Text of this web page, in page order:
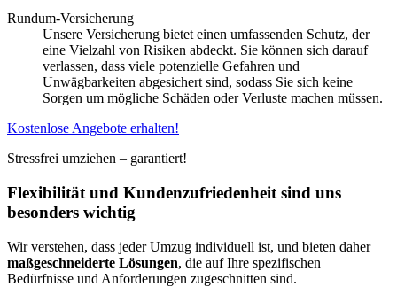
Rundum-Versicherung
Unsere Versicherung bietet einen umfassenden Schutz, der
eine Vielzahl von Risiken abdeckt. Sie können sich darauf
verlassen, dass viele potenzielle Gefahren und
Unwägbarkeiten abgesichert sind, sodass Sie sich keine
Sorgen um mögliche Schäden oder Verluste machen müssen.
Kostenlose Angebote erhalten!
Stressfrei umziehen – garantiert!
Flexibilität und Kundenzufriedenheit sind uns
besonders wichtig
Wir verstehen, dass jeder Umzug individuell ist, und bieten daher
maßgeschneiderte Lösungen, die auf Ihre spezifischen
Bedürfnisse und Anforderungen zugeschnitten sind.